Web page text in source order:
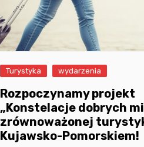
Turystyka wydarzenia
Rozpoczynamy projekt
„Konstelacje dobrych
zrównoważonej
Kujawsko-Pomorskiem!